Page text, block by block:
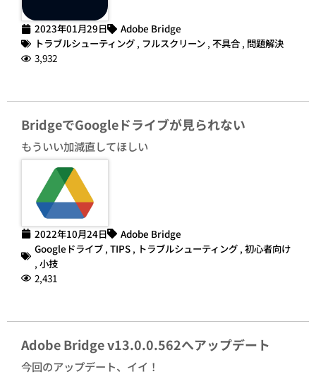
2023年01月29日
Adobe Bridge
トラブルシューティング , フルスクリーン , 不具合 , 問題解決
3,932
BridgeでGoogleドライブが見られない
もういい加減直してほしい
2022年10月24日
Adobe Bridge
Googleドライブ , TIPS , トラブルシューティング , 初心者向け
, 小技
2,431
Adobe Bridge v13.0.0.562へアップデート
今回のアップデート、イイ！